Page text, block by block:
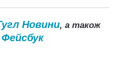
Новини, а також
Фейсбук